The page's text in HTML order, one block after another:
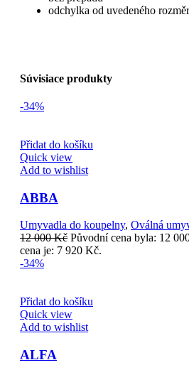
odchylka od uvedeného
Súvisiace produkty
-34%
Přidat do košíku
Quick view
Add to wishlist
ABBA
Umyvadla do koupelny, Oválná
12 000Kč Původní cena byla: 12
cena je: 7 920 Kč.
-34%
Přidat do košíku
Quick view
Add to wishlist
ALFA